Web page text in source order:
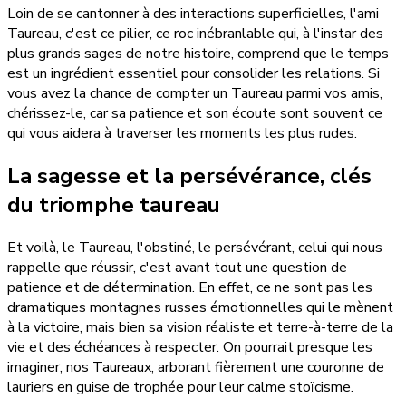
Loin de se cantonner à des interactions superficielles, l'ami
Taureau, c'est ce pilier, ce roc inébranlable qui, à l'instar des
plus grands sages de notre histoire, comprend que le temps
est un ingrédient essentiel pour consolider les relations. Si
vous avez la chance de compter un Taureau parmi vos amis,
chérissez-le, car sa patience et son écoute sont souvent ce
qui vous aidera à traverser les moments les plus rudes.
La sagesse et la persévérance, clés
du triomphe taureau
Et voilà, le Taureau, l'obstiné, le persévérant, celui qui nous
rappelle que réussir, c'est avant tout une question de
patience et de détermination. En effet, ce ne sont pas les
dramatiques montagnes russes émotionnelles qui le mènent
à la victoire, mais bien sa vision réaliste et terre-à-terre de la
vie et des échéances à respecter. On pourrait presque les
imaginer, nos Taureaux, arborant fièrement une couronne de
lauriers en guise de trophée pour leur calme stoïcisme.